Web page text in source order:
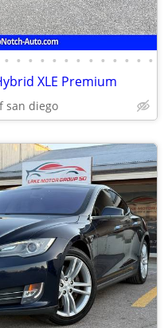
• • • • • • • • • • • • •
XLE Premium
san diego